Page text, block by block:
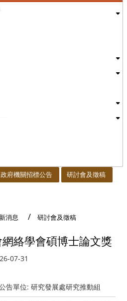
政府機關招標公告 研討會及徵稿
消息 研討會及徵稿
網絡學會碩博士論文獎
07-31
告單位: 研究發展處研究推動組